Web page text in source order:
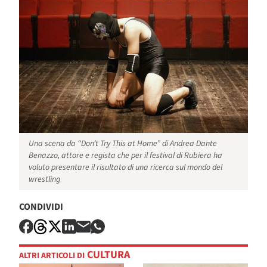
Una scena da “Don’t Try This at Home” di Andrea Dante
Benazzo, attore e regista che per il festival di Rubiera ha
voluto presentare il risultato di una ricerca sul mondo del
wrestling
CONDIVIDI
ALTRI ARTICOLI DI CULTURA